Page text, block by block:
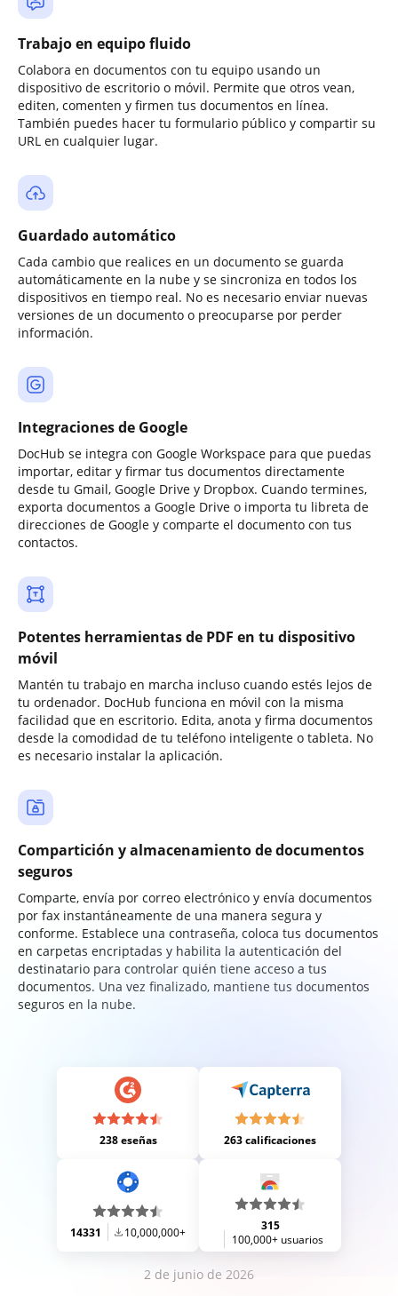
Trabajo en equipo fluido
Colabora en documentos con tu equipo usando un
dispositivo de escritorio o móvil. Permite que otros vean,
editen, comenten y firmen tus documentos en línea.
También puedes hacer tu formulario público y compartir su
URL en cualquier lugar.
Guardado automático
Cada cambio que realices en un documento se guarda
automáticamente en la nube y se sincroniza en todos los
dispositivos en tiempo real. No es necesario enviar nuevas
versiones de un documento o preocuparse por perder
información.
Integraciones de Google
DocHub se integra con Google Workspace para que puedas
importar, editar y firmar tus documentos directamente
desde tu Gmail, Google Drive y Dropbox. Cuando termines,
exporta documentos a Google Drive o importa tu libreta de
direcciones de Google y comparte el documento con tus
contactos.
Potentes herramientas de PDF en tu dispositivo
móvil
Mantén tu trabajo en marcha incluso cuando estés lejos de
tu ordenador. DocHub funciona en móvil con la misma
facilidad que en escritorio. Edita, anota y firma documentos
desde la comodidad de tu teléfono inteligente o tableta. No
es necesario instalar la aplicación.
Compartición y almacenamiento de documentos
seguros
Comparte, envía por correo electrónico y envía documentos
por fax instantáneamente de una manera segura y
conforme. Establece una contraseña, coloca tus documentos
en carpetas encriptadas y habilita la autenticación del
destinatario para controlar quién tiene acceso a tus
documentos. Una vez finalizado, mantiene tus documentos
seguros en la nube.
238 eseñas 263 calificaciones
14331 10,000,000+
315
100,000+ usuarios
2 de junio de 2026